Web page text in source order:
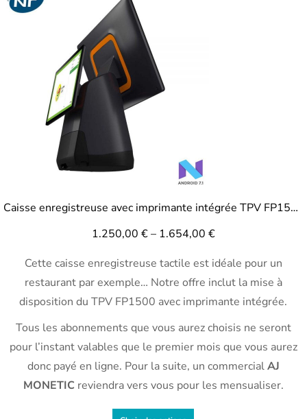
Caisse enregistreuse avec imprimante intégrée TPV FP1500
1.250,00 €– 1.654,00 €
Cette caisse enregistreuse tactile est idéale pour un
restaurant par exemple… Notre offre inclut la mise à
disposition du TPV FP1500 avec imprimante intégrée.
Tous les abonnements que vous aurez choisis ne seront
pour l’instant valables que le premier mois que vous aurez
donc payé en ligne. Pour la suite, un commercialAJ
MONETIC reviendra vers vous pour les mensualiser.